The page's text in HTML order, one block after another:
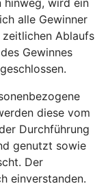
hinweg, wird ein
alle Gewinner
Ablaufs
Gewinnes
diese vom
Durchführung
genutzt sowie
Der
einverstanden.